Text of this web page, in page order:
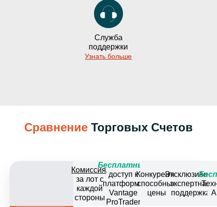
Служба
поддержки
Узнать больше
Сравнение Торговых Счетов
Комиссия/
за лот с
каждой
стороны
Бесплатный
доступ к
платформе
Vantage
ProTrader
Конкуренто
способные
цены
Эксклюзивная
экспертная
поддержка